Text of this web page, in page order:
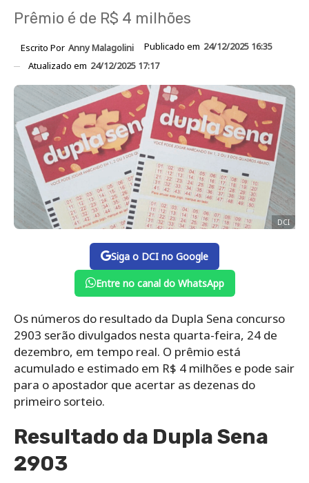
Prêmio é de R$ 4 milhões
Escrito Por Anny Malagolini Publicado em 24/12/2025 16:35
Atualizado em 24/12/2025 17:17
DCI
Siga o DCI no Google
Entre no canal do WhatsApp
Os números do resultado da Dupla Sena concurso
2903 serão divulgados nesta quarta-feira, 24 de
dezembro, em tempo real. O prêmio está
acumulado e estimado em R$ 4 milhões e pode sair
para o apostador que acertar as dezenas do
primeiro sorteio.
Resultado da Dupla Sena
2903